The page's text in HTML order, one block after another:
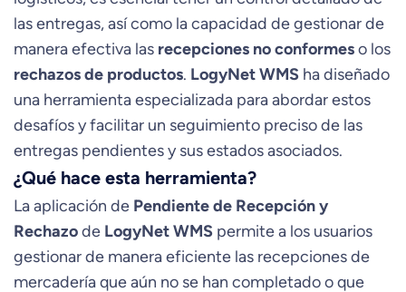
las entregas, así como la capacidad de gestionar de
manera efectiva las recepciones no conformeso los
rechazos de productos. LogyNet WMS ha diseñado
una herramienta especializada para abordar estos
desafíos y facilitar un seguimiento preciso de las
entregas pendientes y sus estados asociados.
¿Qué hace esta herramienta?
La aplicación de Pendiente de Recepción y
Rechazode LogyNet WMS permite a los usuarios
gestionar de manera eficiente las recepciones de
mercadería que aún no se han completado o que